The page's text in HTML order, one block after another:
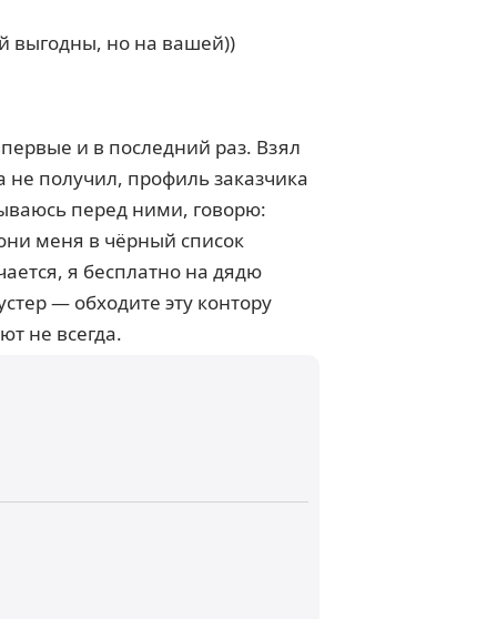
выгодны, но на вашей))
и в последний раз. Взял
получил, профиль заказчика
перед ними, говорю:
меня в чёрный список
я бесплатно на дядю
— обходите эту контору
не всегда.